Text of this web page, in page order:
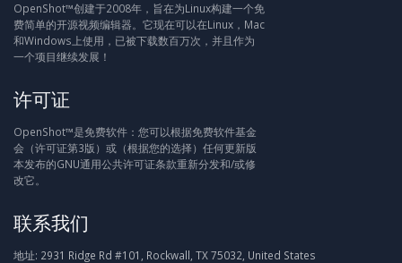
OpenShot™创建于2008年，旨在为Linux构建一个免
费简单的开源视频编辑器。它现在可以在Linux，Mac
和Windows上使用，已被下载数百万次，并且作为
一个项目继续发展！
许可证
OpenShot™是免费软件：您可以根据免费软件基金
会（许可证第3版）或（根据您的选择）任何更新版
本发布的GNU通用公共许可证条款重新分发和/或修
改它。
联系我们
地址: 2931 Ridge Rd #101, Rockwall, TX 75032, United States